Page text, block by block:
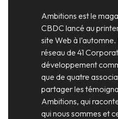
Ambitions est le
CBDC lancé au
site Web à
réseau de 41
développement
que de quatre
partager les
Ambitions, qui
qui nous sommes et